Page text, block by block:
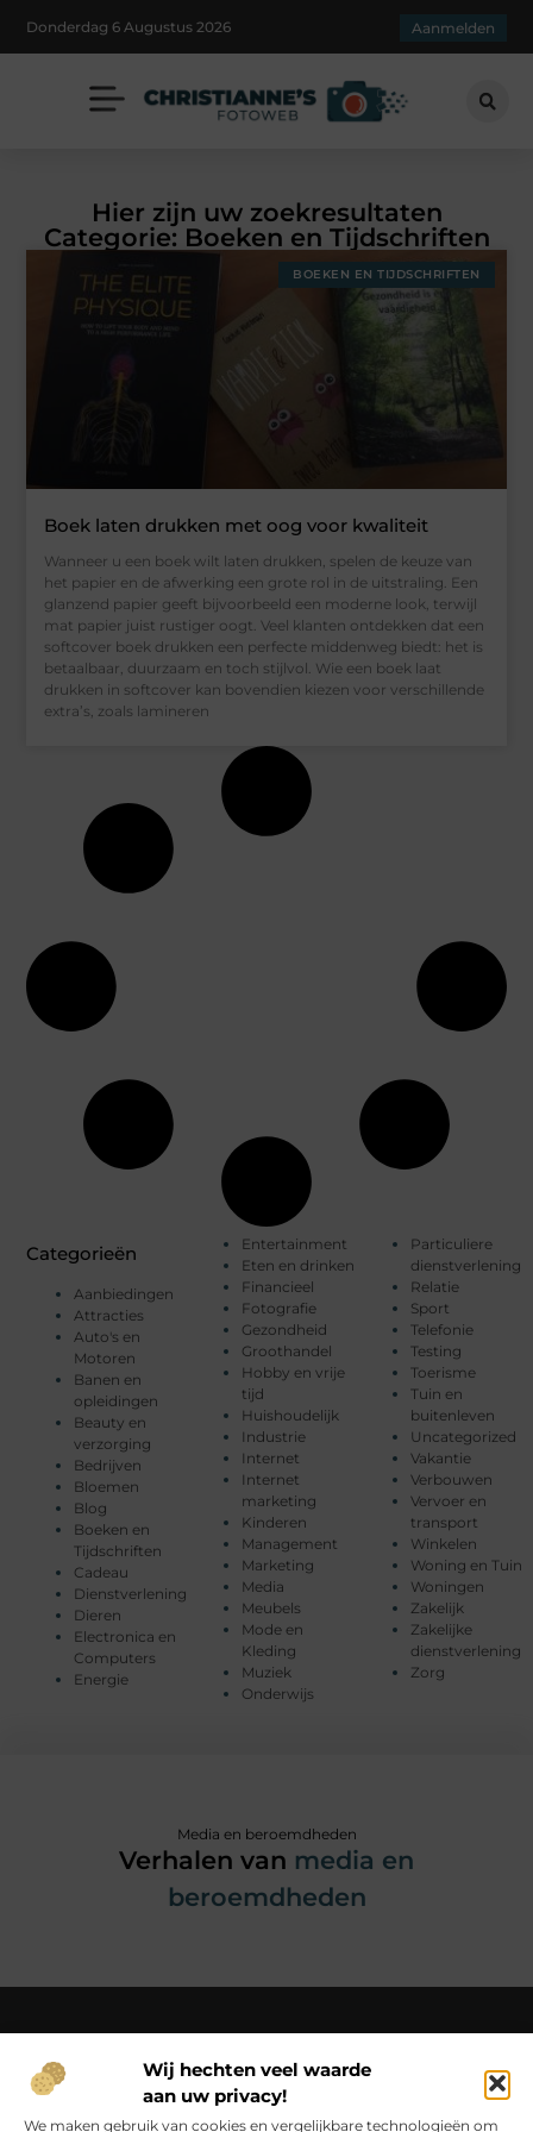
Wij hechten veel waarde
aan uw privacy!
We maken gebruik van cookies en vergelijkbare technologieën om
Donderdag 6 Augustus 2026 Aanmelden
Hier zijn uw zoekresultaten
Categorie: Boeken en Tijdschriften
BOEKEN EN TIJDSCHRIFTEN
Boek laten drukken met oog voor kwaliteit
Wanneer u een boek wilt laten drukken, spelen de keuze van
het papier en de afwerking een grote rol in de uitstraling. Een
glanzend papier geeft bijvoorbeeld een moderne look, terwijl
mat papier juist rustiger oogt. Veel klanten ontdekken dat een
softcover boek drukken een perfecte middenweg biedt: het is
betaalbaar, duurzaam en toch stijlvol. Wie een boek laat
drukken in softcover kan bovendien kiezen voor verschillende
extra’s, zoals lamineren
Categorieën
Aanbiedingen
Attracties
Auto's en
Motoren
Banen en
opleidingen
Beauty en
verzorging
Bedrijven
Bloemen
Blog
Boeken en
Tijdschriften
Cadeau
Dienstverlening
Dieren
Electronica en
Computers
Energie
Entertainment
Eten en drinken
Financieel
Fotografie
Gezondheid
Groothandel
Hobby en vrije
tijd
Huishoudelijk
Industrie
Internet
Internet
marketing
Kinderen
Management
Marketing
Media
Meubels
Mode en
Kleding
Muziek
Onderwijs
Particuliere
dienstverlening
Relatie
Sport
Telefonie
Testing
Toerisme
Tuin en
buitenleven
Uncategorized
Vakantie
Verbouwen
Vervoer en
transport
Winkelen
Woning en Tuin
Woningen
Zakelijk
Zakelijke
dienstverlening
Zorg
Media en beroemdheden
Verhalen van media en
beroemdheden
Over Christianne-s-fotoweb
Van simpele momenten tot bijzondere inzichten – beleef
het op Christianne-s-fotoweb.nl.